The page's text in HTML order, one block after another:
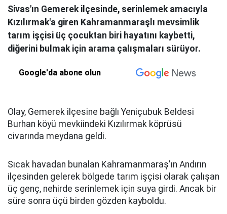
Sivas'ın Gemerek ilçesinde, serinlemek amacıyla
Kızılırmak'a giren Kahramanmaraşlı mevsimlik
tarım işçisi üç çocuktan biri hayatını kaybetti,
diğerini bulmak için arama çalışmaları sürüyor.
Google'da abone olun
Olay, Gemerek ilçesine bağlı Yeniçubuk Beldesi
Burhan köyü mevkiindeki Kızılırmak köprüsü
civarında meydana geldi.
Sıcak havadan bunalan Kahramanmaraş'ın Andırın
ilçesinden gelerek bölgede tarım işçisi olarak çalışan
üç genç, nehirde serinlemek için suya girdi. Ancak bir
süre sonra üçü birden gözden kayboldu.